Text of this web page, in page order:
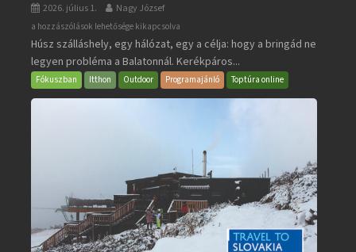
2026. július 1. Nagy József
BalatonBIKE365
bejegyzéshez
a hozzászólások lehetősége kikapcsolva
Húsz szálláshely, egy hálózat, egy a célja: hogy a bringád ne
legyen probléma a Balatonnál. Kerékpáros...
Fókuszban Itthon Outdoor Programajánló Toptúra online